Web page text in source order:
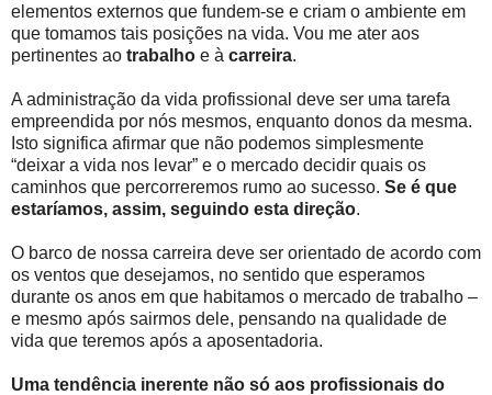
elementos externos que fundem-se e criam o ambiente em
que tomamos tais posições na vida. Vou me ater aos
pertinentes ao trabalho e à carreira.
A administração da vida profissional deve ser uma tarefa
empreendida por nós mesmos, enquanto donos da mesma.
Isto significa afirmar que não podemos simplesmente
“deixar a vida nos levar” e o mercado decidir quais os
caminhos que percorreremos rumo ao sucesso. Se é que
estaríamos, assim, seguindo esta direção.
O barco de nossa carreira deve ser orientado de acordo com
os ventos que desejamos, no sentido que esperamos
durante os anos em que habitamos o mercado de trabalho –
e mesmo após sairmos dele, pensando na qualidade de
vida que teremos após a aposentadoria.
Uma tendência inerente não só aos profissionais do